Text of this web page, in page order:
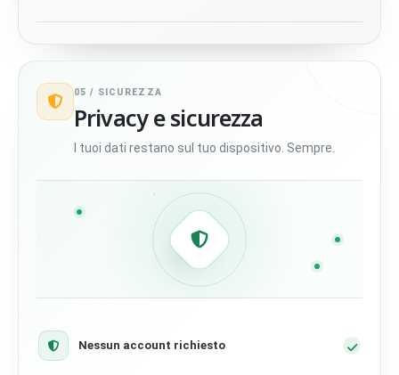
05 / SICUREZZA
Privacy e sicurezza
I tuoi dati restano sul tuo dispositivo. Sempre.
Nessun account richiesto